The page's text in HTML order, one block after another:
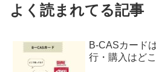
よく読まれてる記事
B-CASカード
行・購入はど